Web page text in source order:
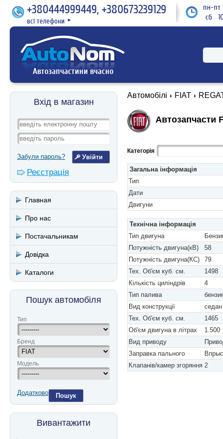
+380444999449, +380673239129
всі телефони ►
пн-пт
сб
Автозапчастини вчасно
Вхід в магазин
Забули пароль?
Реєстрація
Главная
Про нас
Постачальникам
Довідка
Каталоги
Пошук автомобіля
Тип
Бренд
Модель
Додатково Пошук
Вивантажити
Автомобілі FIAT
Автозапчасти
Категорія
Загальна інформація
Тип
Дати
Двигуни
Технічна інформація
Тип двигуна
Потужність двигуна(кВ)
58
Потужність двигуна(КС)
79
Тех. Об'єм куб. см.
1498
Кількість циліндрів
4
Тип палива
Вид конструкції
седан
Тех. Об'єм куб. см.
1465
Об'єм двигуна в літрах
1.500
Вид приводу
Заправка пального
Клапанів/камер згоряння 2